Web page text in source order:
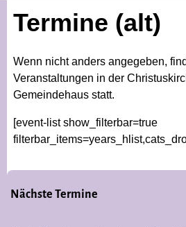
Termine (alt)
Wenn nicht anders angegeben,
Veranstaltungen in der
Gemeindehaus statt.
[event-list show_filterbar=true
Nächste Termine